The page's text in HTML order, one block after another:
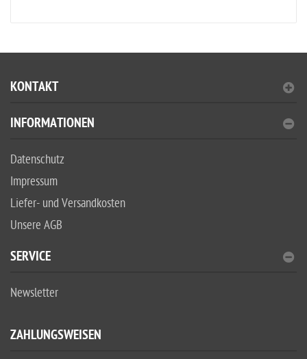
KONTAKT
INFORMATIONEN
Datenschutz
Impressum
Liefer- und Versandkosten
Unsere AGB
SERVICE
Newsletter
ZAHLUNGSWEISEN